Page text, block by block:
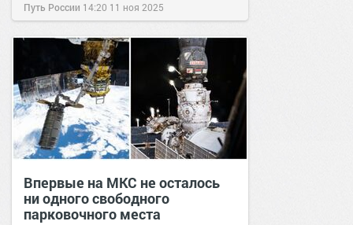
Путь России 14:20 11 ноя 2025
Впервые на МКС не осталось
ни одного свободного
парковочного места